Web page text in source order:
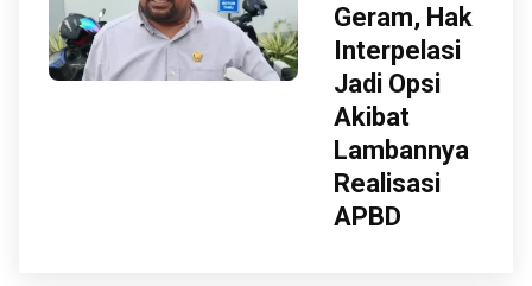
Geram, Hak
Interpelasi
Jadi Opsi
Akibat
Lambannya
Realisasi
APBD